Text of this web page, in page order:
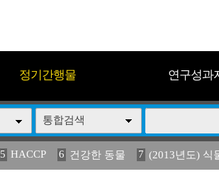
정기간행물 연구성과
통합검색
5 HACCP 6 건강한 동물 7 (2013년도) 식
(2013년도) 식 15 구제역 16 관리 17 연